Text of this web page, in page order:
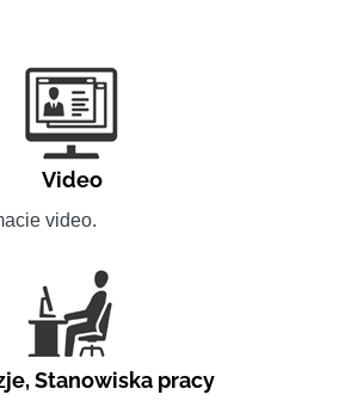
Video
video.
,Stanowiska pracy